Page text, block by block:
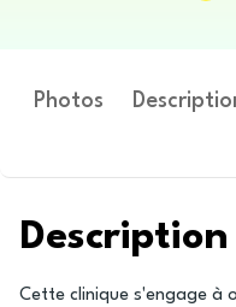
Photos
Cette clinique s'engage à